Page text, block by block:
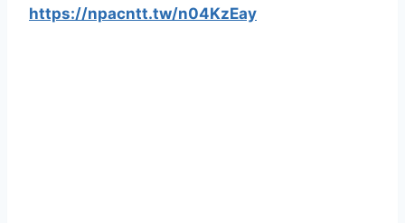
https://npacntt.tw/n04KzEay